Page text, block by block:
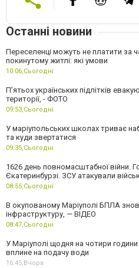
Останні новини
Переселенці можуть не платити за
покинутому житлі: які умови
10:06,Сьогодні
П’ятьох українських підлітків
території, - ФОТО
09:53,Сьогодні
У маріупольських школах триває
та куди звертатися
09:35,Сьогодні
1626 день повномасштабної війни.
Єкатеринбурзі. ЗСУ атакували
08:55,Сьогодні
В окупованому Маріуполі БПЛА
інфраструктуру, — ВІДЕО
08:47,Сьогодні
У Маріуполі щодня на чотири
вплине на подачу води
16:45,Вчора